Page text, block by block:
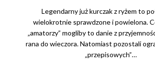
Legendarny już kurczak z ryżem to
wielokrotnie sprawdzone i powielona.
„amatorzy” mogliby to danie z
rana do wieczora. Natomiast pozostali
„przepisowych”…